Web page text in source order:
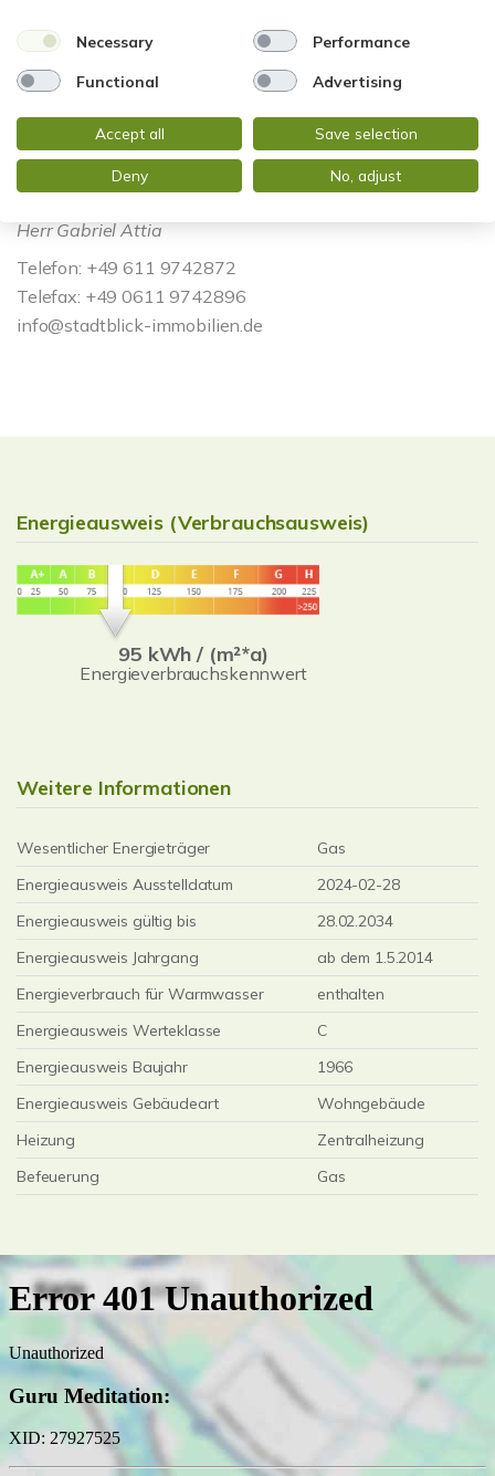
Herr Gabriel Attia
Telefon: +49 611 9742872
Telefax: +49 0611 9742896
info@stadtblick-immobilien.de
Energieausweis (Verbrauchsausweis)
95 kWh / (m²*a)
Energieverbrauchskennwert
Weitere Informationen
Wesentlicher Energieträger
Gas
Energieausweis Ausstelldatum
2024-02-28
Energieausweis gültig bis
28.02.2034
Energieausweis Jahrgang
ab dem 1.5.2014
Energieverbrauch für Warmwasser
enthalten
Energieausweis Werteklasse
C
Energieausweis Baujahr
1966
Energieausweis Gebäudeart
Wohngebäude
Heizung
Zentralheizung
Befeuerung
Gas
Necessary Performance
Functional Advertising
Accept all Save selection
Deny No, adjust